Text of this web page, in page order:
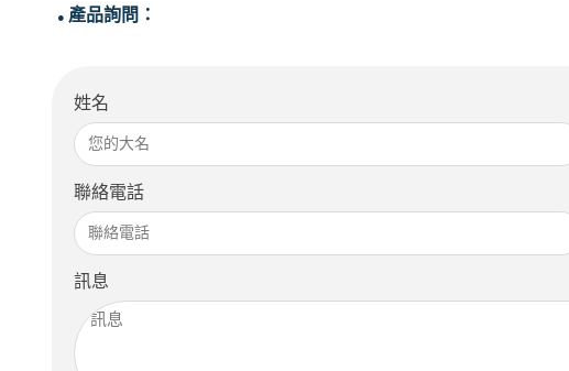
● 產品詢問：
姓名
聯絡電話
訊息